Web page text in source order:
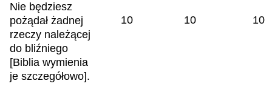
10 10 10
Nie będziesz
pożądał żadnej
rzeczy należącej
do bliźniego
[Biblia wymienia
je szczegółowo].